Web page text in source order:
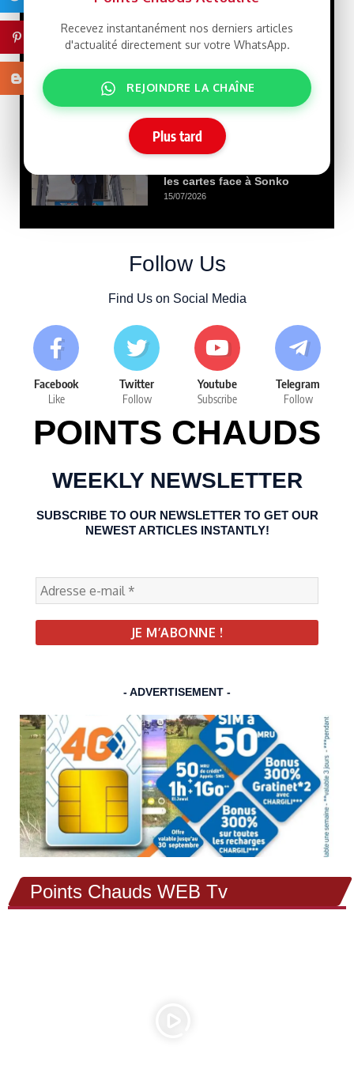
Blogger
29/07/2026
Président Ghazwani?
LIBRE
Macky Sall défie
les cartes face à Sonko
15/07/2026
Follow Us
Find Us on Social Media
Facebook
Like
Twitter
Follow
Youtube
Subscribe
Telegram
Follow
POINTS CHAUDS
WEEKLY NEWSLETTER
SUBSCRIBE TO OUR NEWSLETTER TO GET OUR
NEWEST ARTICLES INSTANTLY!
- ADVERTISEMENT -
Points Chauds WEB Tv
Recevez instantanément nos derniers articles
d'actualité directement sur votre WhatsApp.
REJOINDRE LA CHAÎNE
Plus tard